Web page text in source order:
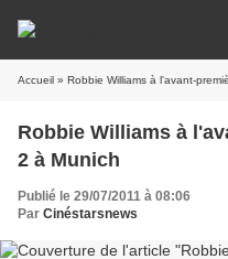
Accueil » Robbie Williams à l'avant-
Robbie Williams à
2 à Munich
Publié le 29/07/2011 à 08:06
Par Cinéstarsnews